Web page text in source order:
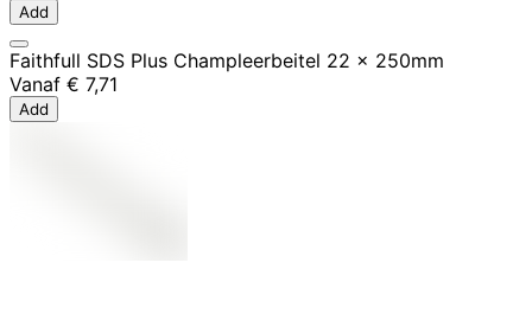
Add
Faithfull SDS Plus Champleerbeitel 22 x 250mm
Vanaf € 7,71
Add